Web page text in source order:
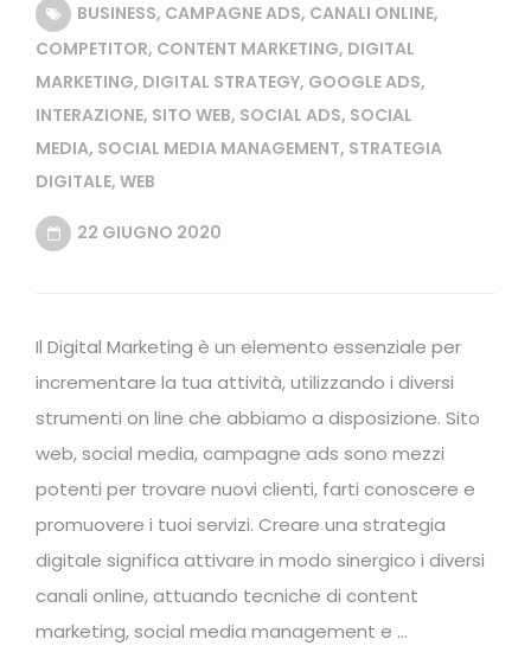
BUSINESS, CAMPAGNE ADS, CANALI ONLINE,
COMPETITOR, CONTENT MARKETING, DIGITAL
MARKETING, DIGITAL STRATEGY, GOOGLE ADS,
INTERAZIONE, SITO WEB, SOCIAL ADS, SOCIAL
MEDIA, SOCIAL MEDIA MANAGEMENT, STRATEGIA
DIGITALE, WEB
22 GIUGNO 2020
Il Digital Marketing è un elemento essenziale per
incrementare la tua attività, utilizzando i diversi
strumenti on line che abbiamo a disposizione. Sito
web, social media, campagne ads sono mezzi
potenti per trovare nuovi clienti, farti conoscere e
promuovere i tuoi servizi. Creare una strategia
digitale significa attivare in modo sinergico i diversi
canali online, attuando tecniche di content
marketing, social media management e …